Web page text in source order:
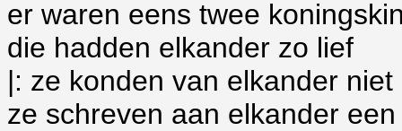
er waren eens twee
die hadden elkander zo lief
|: ze konden van elkander
ze schreven aan elkander